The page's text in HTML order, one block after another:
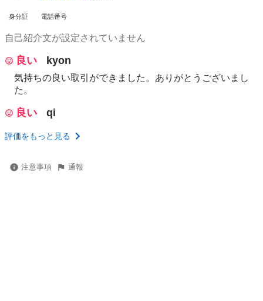
身分証 電話番号
自己紹介文が設定されていません
良い kyon
気持ちの良い取引ができました。ありがとうございまし
た。
良い qi
評価をもっと見る
注意事項 通報